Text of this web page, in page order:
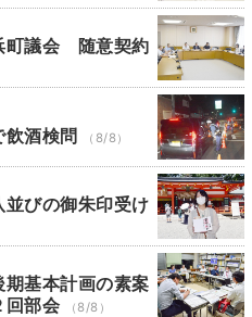
議会 随意契約
酒検問 （8/8）
びの御朱印受け
基本計画の素案
部会
（8/8）